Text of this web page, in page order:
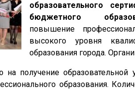
образовательного
бюджетного
повышение
высокого уровня
образования города.
на получение
образования.